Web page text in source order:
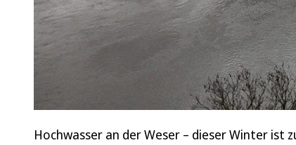
Hochwasser an der Weser – dieser Winter ist